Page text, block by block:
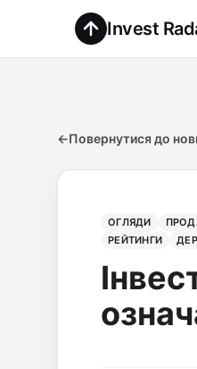
Invest
←Повернутися до
ОГЛЯДИ
РЕЙТИНГИ